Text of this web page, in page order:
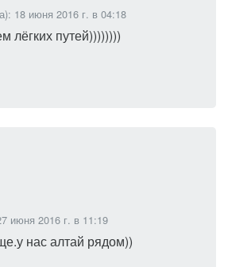
18 июня 2016 г. в 04:18
лёгких путей))))))))
июня 2016 г. в 11:19
нас алтай рядом))